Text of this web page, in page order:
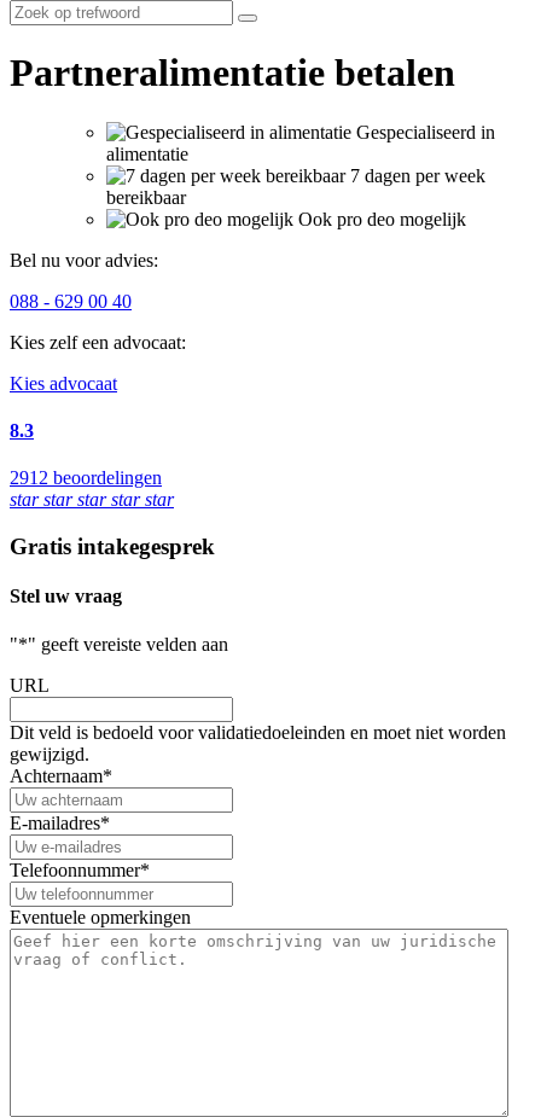
Partneralimentatie betalen
Gespecialiseerd in
alimentatie
7 dagen per week
bereikbaar
Ook pro deo mogelijk
Bel nu voor advies:
088 - 629 00 40
Kies zelf een advocaat:
Kies advocaat
8.3
2912 beoordelingen
starstarstarstarstar
Gratis intakegesprek
Stel uw vraag
"*" geeft vereiste velden aan
URL
Dit veld is bedoeld voor validatiedoeleinden en moet niet worden
gewijzigd.
Achternaam*
E-mailadres*
Telefoonnummer*
Eventuele opmerkingen